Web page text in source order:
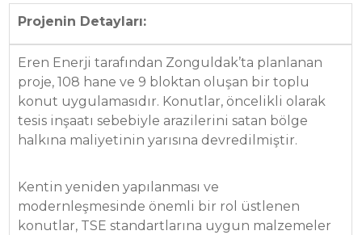
Projenin Detayları:
Eren Enerji tarafından Zonguldak’ta planlanan
proje, 108 hane ve 9 bloktan oluşan bir toplu
konut uygulamasıdır. Konutlar, öncelikli olarak
tesis inşaatı sebebiyle arazilerini satan bölge
halkına maliyetinin yarısına devredilmiştir.
Kentin yeniden yapılanması ve
modernleşmesinde önemli bir rol üstlenen
konutlar, TSE standartlarına uygun malzemeler